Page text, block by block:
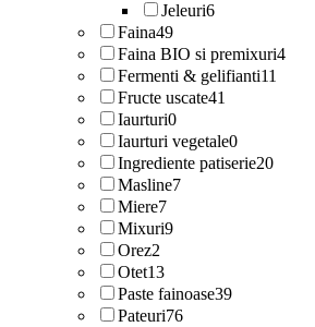
Jeleuri6
Faina49
Faina BIO si premixuri4
Fermenti & gelifianti11
Fructe uscate41
Iaurturi0
Iaurturi vegetale0
Ingrediente patiserie20
Masline7
Miere7
Mixuri9
Orez2
Otet13
Paste fainoase39
Pateuri76